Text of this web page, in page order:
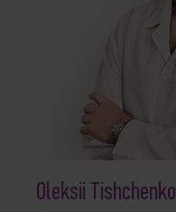
Oleksii Tishchenko